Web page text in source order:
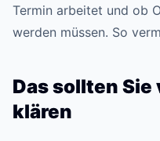
Termin arbeitet und ob
werden müssen. So
Das sollten Sie
klären